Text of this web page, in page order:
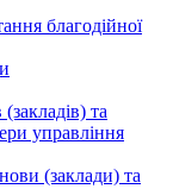
благодійної
та
управління
(заклади) та